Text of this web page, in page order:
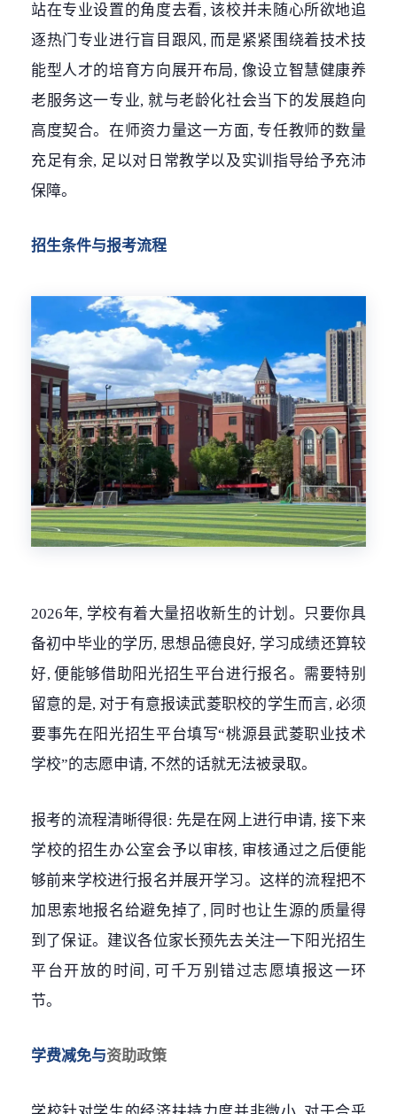
站在专业设置的角度去看, 该校并未随心所欲地追
逐热门专业进行盲目跟风, 而是紧紧围绕着技术技
能型人才的培育方向展开布局, 像设立智慧健康养
老服务这一专业, 就与老龄化社会当下的发展趋向
高度契合。在师资力量这一方面, 专任教师的数量
充足有余, 足以对日常教学以及实训指导给予充沛
保障。
招生条件与报考流程
2026年, 学校有着大量招收新生的计划。只要你具
备初中毕业的学历, 思想品德良好, 学习成绩还算较
好, 便能够借助阳光招生平台进行报名。需要特别
留意的是, 对于有意报读武菱职校的学生而言, 必须
要事先在阳光招生平台填写“桃源县武菱职业技术
学校”的志愿申请, 不然的话就无法被录取。
报考的流程清晰得很: 先是在网上进行申请, 接下来
学校的招生办公室会予以审核, 审核通过之后便能
够前来学校进行报名并展开学习。这样的流程把不
加思索地报名给避免掉了, 同时也让生源的质量得
到了保证。建议各位家长预先去关注一下阳光招生
平台开放的时间, 可千万别错过志愿填报这一环
节。
学费减免与资助政策